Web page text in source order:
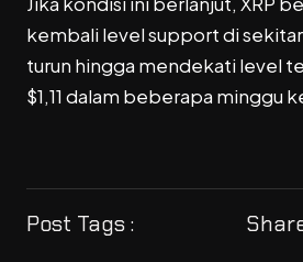
kembali level support di sekitar
turun hingga mendekati level
$1,11 dalam beberapa minggu
Post Tags :